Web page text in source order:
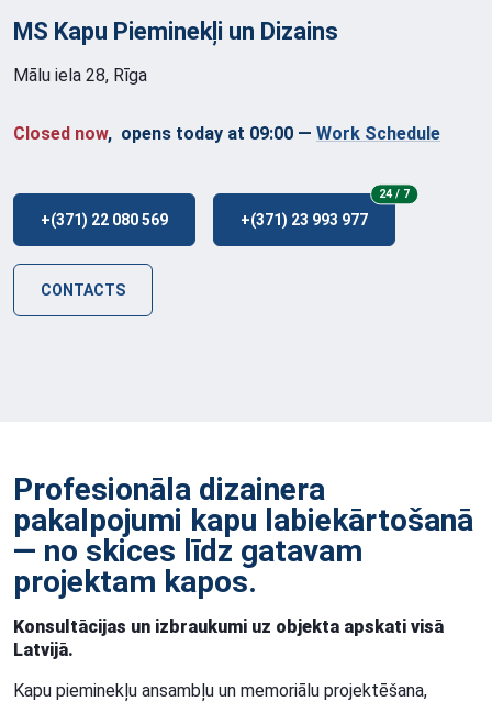
MS Kapu Pieminekļi un Dizains
Mālu iela 28, Rīga
Closed now, opens today at 09:00 — Work Schedule
+(371) 22 080 569 +(371) 23 993 977
24 / 724/7
CONTACTS
Profesionāla dizainera
pakalpojumi kapu labiekārtošanā
— no skices līdz gatavam
projektam kapos.
Konsultācijas un izbraukumi uz objekta apskati visā
Latvijā.
Kapu pieminekļu ansambļu un memoriālu projektēšana,